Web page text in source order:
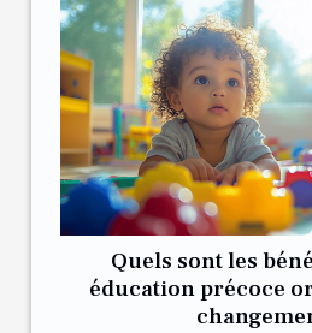
Quels sont les
éducation précoce